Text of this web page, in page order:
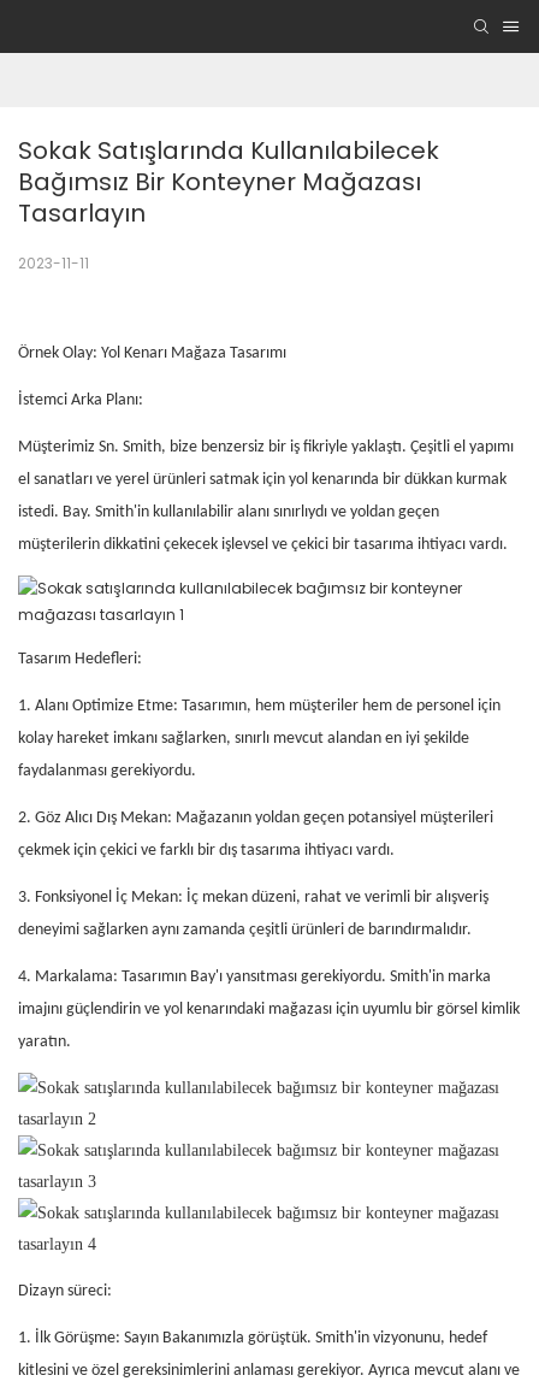
Sokak Satışlarında Kullanılabilecek
Bağımsız Bir Konteyner Mağazası
Tasarlayın
2023-11-11
Örnek Olay: Yol Kenarı Mağaza Tasarımı
İstemci Arka Planı:
Müşterimiz Sn. Smith, bize benzersiz bir iş fikriyle yaklaştı. Çeşitli el yapımı
el sanatları ve yerel ürünleri satmak için yol kenarında bir dükkan kurmak
istedi. Bay. Smith'in kullanılabilir alanı sınırlıydı ve yoldan geçen
müşterilerin dikkatini çekecek işlevsel ve çekici bir tasarıma ihtiyacı vardı.
Tasarım Hedefleri:
1. Alanı Optimize Etme: Tasarımın, hem müşteriler hem de personel için
kolay hareket imkanı sağlarken, sınırlı mevcut alandan en iyi şekilde
faydalanması gerekiyordu.
2. Göz Alıcı Dış Mekan: Mağazanın yoldan geçen potansiyel müşterileri
çekmek için çekici ve farklı bir dış tasarıma ihtiyacı vardı.
3. Fonksiyonel İç Mekan: İç mekan düzeni, rahat ve verimli bir alışveriş
deneyimi sağlarken aynı zamanda çeşitli ürünleri de barındırmalıdır.
4. Markalama: Tasarımın Bay'ı yansıtması gerekiyordu. Smith'in marka
imajını güçlendirin ve yol kenarındaki mağazası için uyumlu bir görsel kimlik
yaratın.
Dizayn süreci:
1. İlk Görüşme: Sayın Bakanımızla görüştük. Smith'in vizyonunu, hedef
kitlesini ve özel gereksinimlerini anlaması gerekiyor. Ayrıca mevcut alanı ve